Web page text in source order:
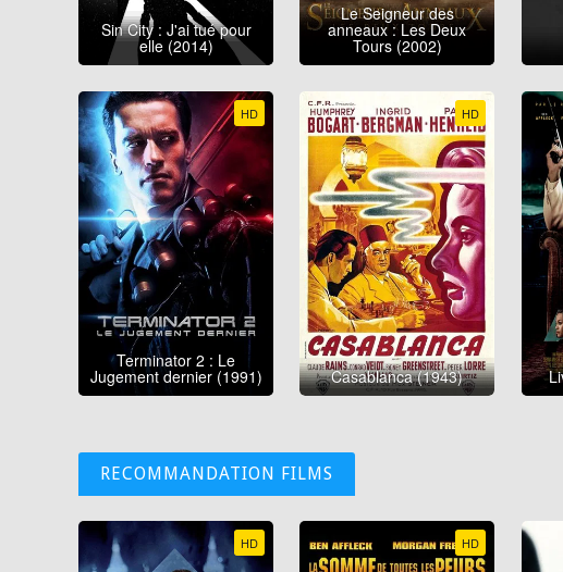
Sin City : J'ai tué pour
elle (2014)
Le Seigneur des
anneaux : Les Deux
Tours (2002)
HD
Terminator 2 : Le
Jugement dernier (1991)
HD
Casablanca (1943)
RECOMMANDATION FILMS
HD HD